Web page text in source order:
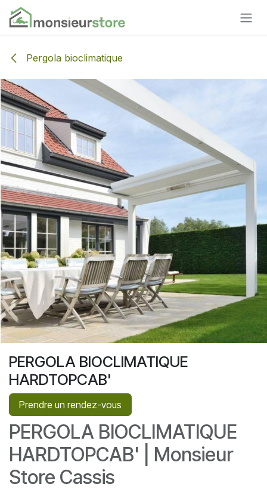
Se rendre au contenu
Pergola bioclimatique
PERGOLA BIOCLIMATIQUE
HARDTOPCAB'
Prendre un rendez-vous
PERGOLA BIOCLIMATIQUE
HARDTOPCAB' | Monsieur
Store Cassis